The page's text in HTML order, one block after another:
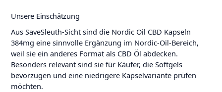
Unsere Einschätzung
Aus SaveSleuth-Sicht sind die Nordic Oil CBD Kapseln
384mg eine sinnvolle Ergänzung im Nordic-Oil-Bereich,
weil sie ein anderes Format als CBD Öl abdecken.
Besonders relevant sind sie für Käufer, die Softgels
bevorzugen und eine niedrigere Kapselvariante prüfen
möchten.